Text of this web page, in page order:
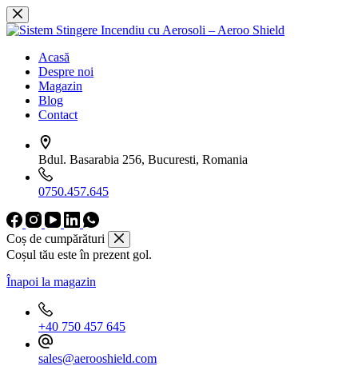
Sari
la
Acasă
Despre noi
Magazin
Blog
Contact
Bdul. Basarabia 256, Bucuresti, Romania
0750.457.645
Coș de cumpărături
Coșul tău este în prezent gol.
Înapoi la magazin
+40 750 457 645
sales@aerooshield.com